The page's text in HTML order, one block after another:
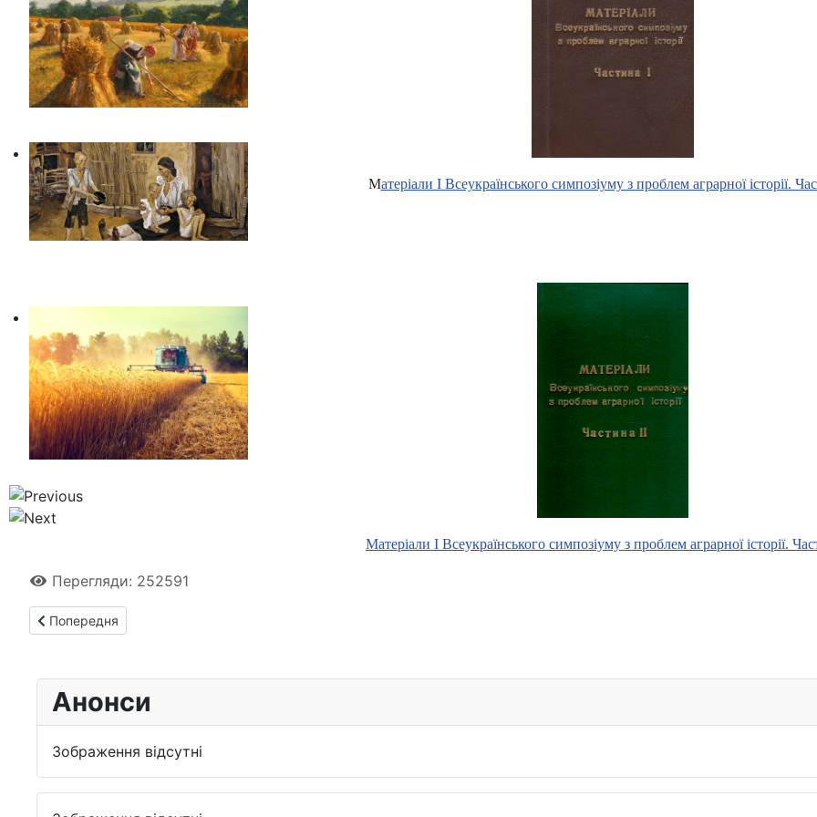
Матеріали І Всеукраїнського симпозіуму з проблем аграрної історії.
Матеріали І Всеукраїнського симпозіуму з проблем аграрної історії.
Перегляди: 252591
Попередня стаття: 3 симпозіум із проблем аграрної історії
Попередня
Анонси
Зображення відсутні